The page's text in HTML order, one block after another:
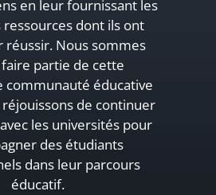
en leur fournissant les
ressources dont ils ont
réussir. Nous sommes
partie de cette
communauté éducative
de continuer
les universités pour
des étudiants
dans leur parcours
éducatif.